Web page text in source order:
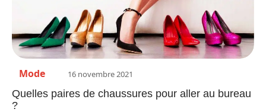
Mode 16 novembre 2021
Quelles paires de chaussures pour aller au bureau
?